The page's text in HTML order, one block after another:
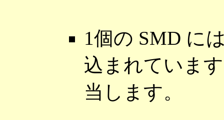
1個の SMD に
込まれていま
当します。